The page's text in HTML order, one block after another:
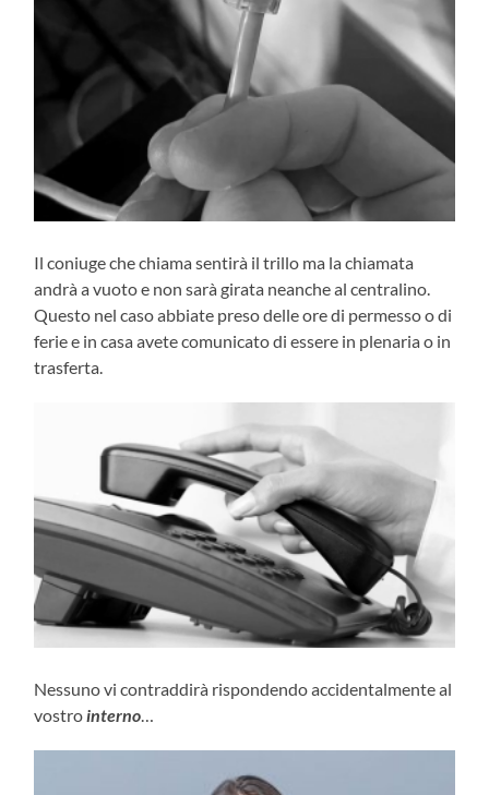
Il coniuge che chiama sentirà il trillo ma la chiamata
andrà a vuoto e non sarà girata neanche al centralino.
Questo nel caso abbiate preso delle ore di permesso o di
ferie e in casa avete comunicato di essere in plenaria o in
trasferta.
Nessuno vi contraddirà rispondendo accidentalmente al
vostrointerno…